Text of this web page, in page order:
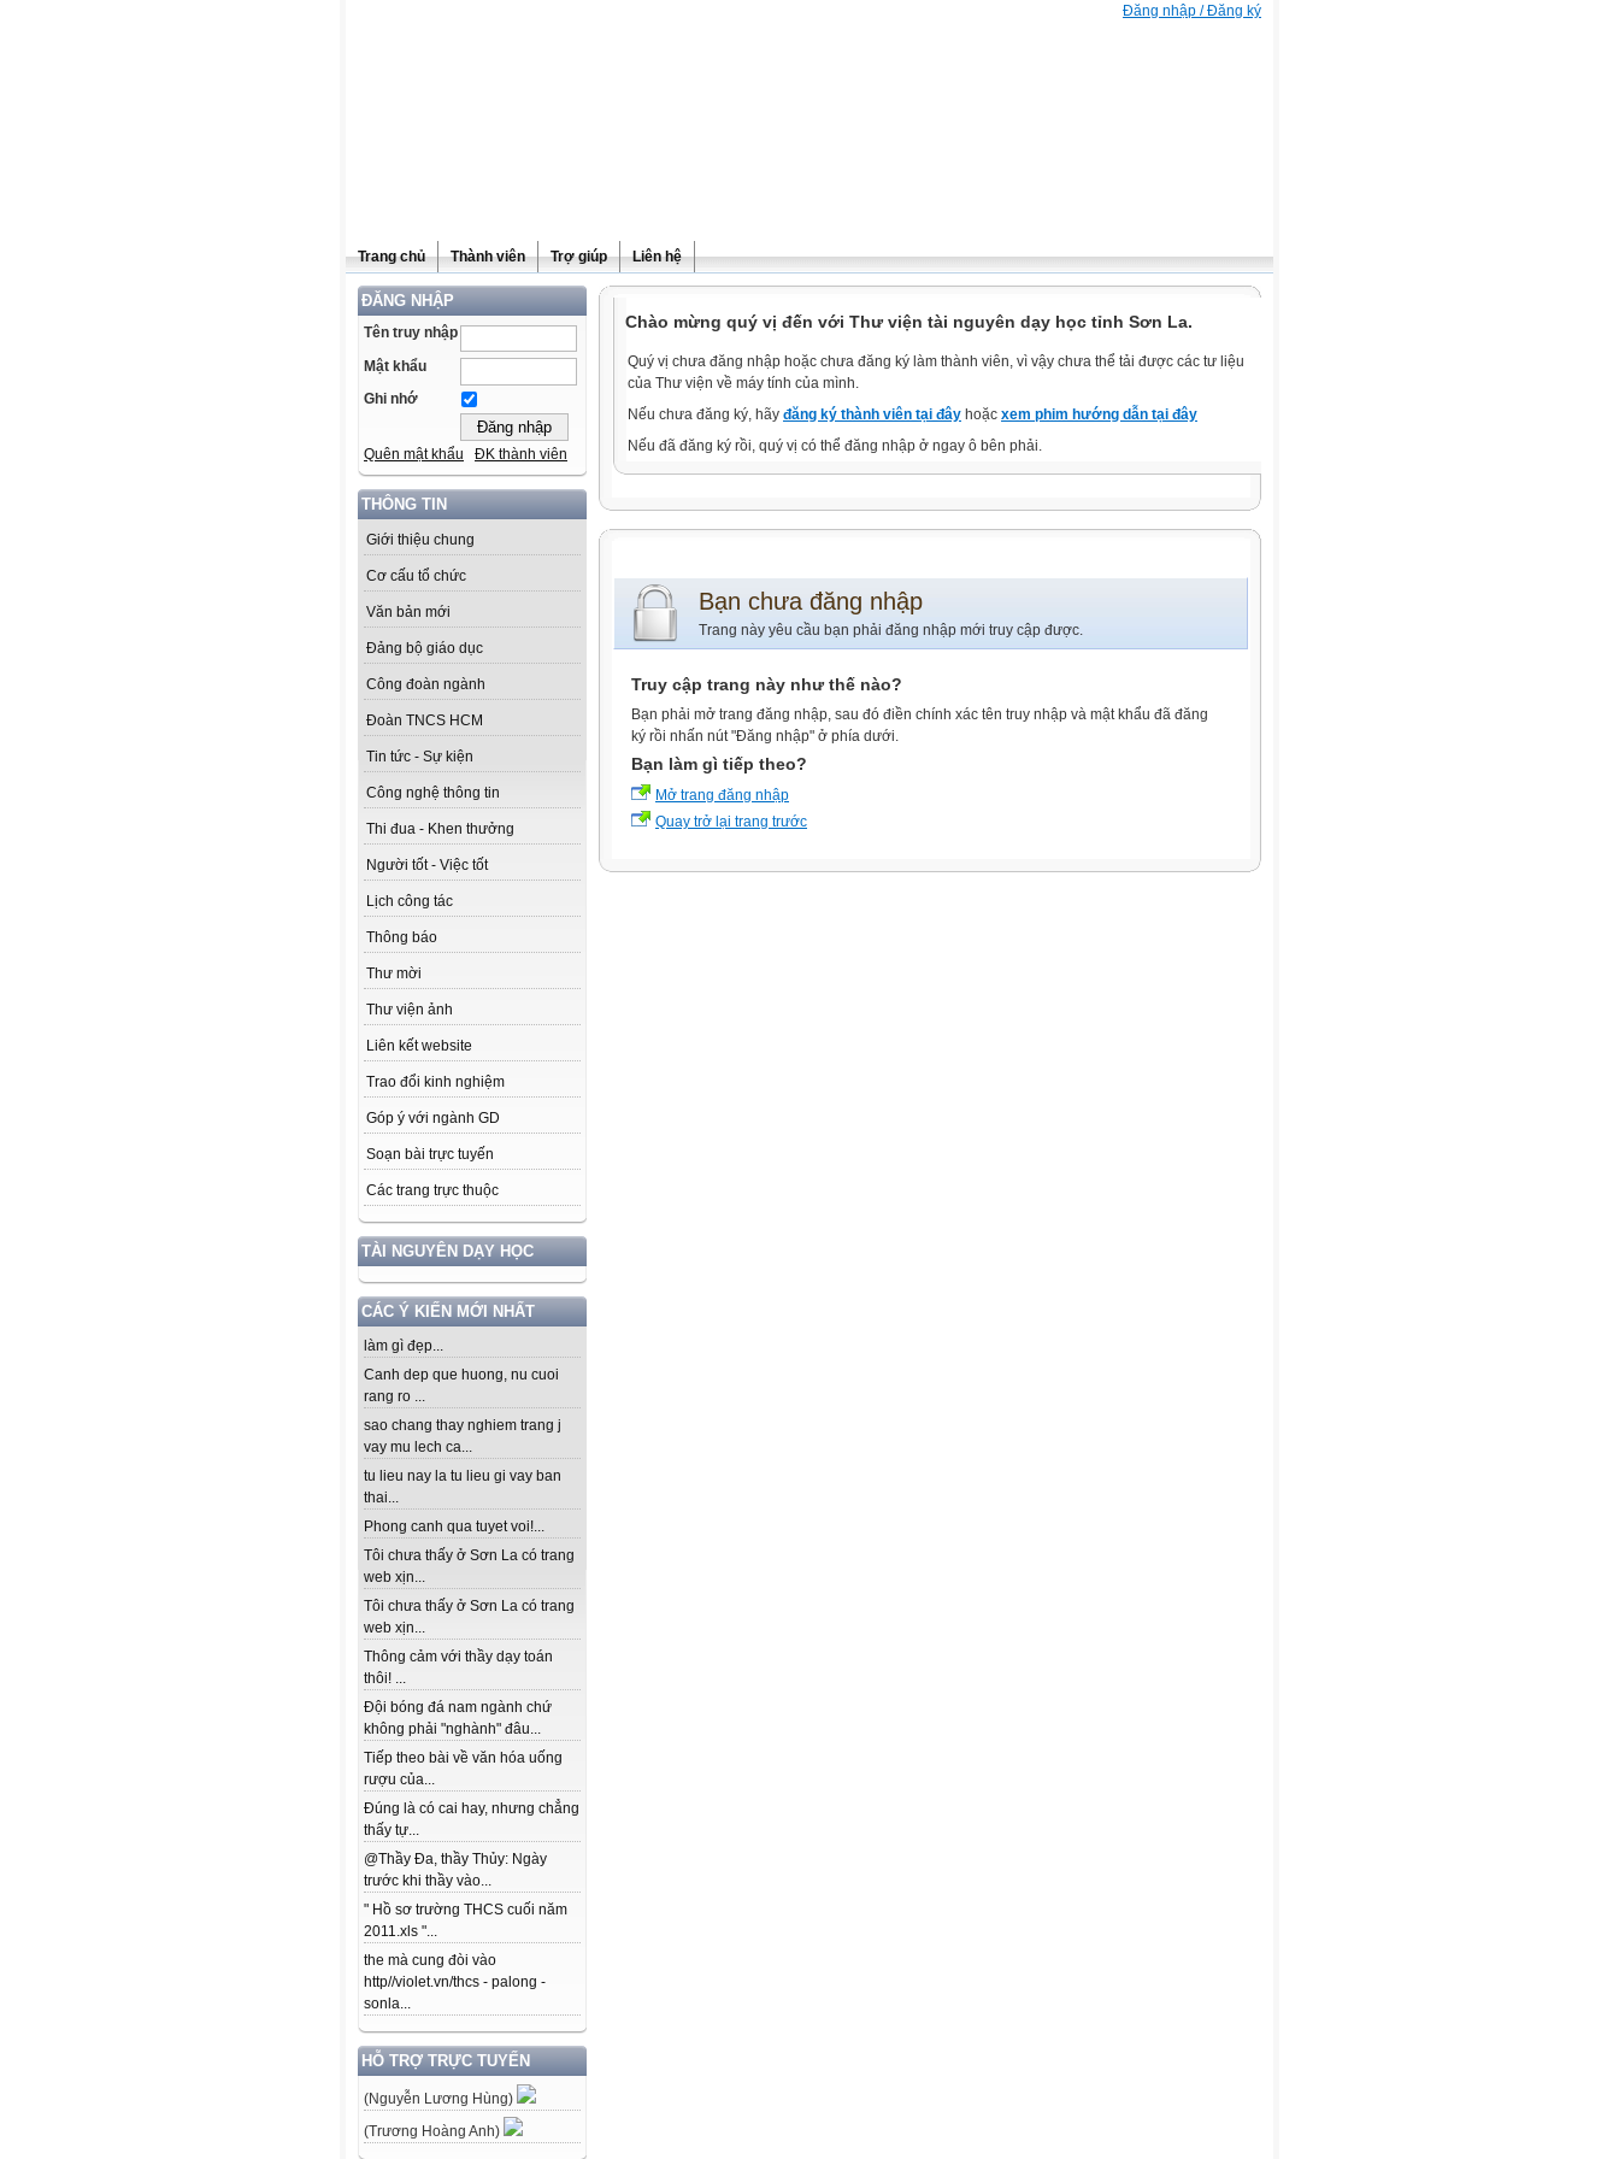
Đăng nhập / Đăng ký
Trang chủ Thành viên Trợ giúp Liên hệ
ĐĂNG NHẬP
Tên truy nhập
Mật khẩu
Ghi nhớ
Quên mật khẩu ĐK thành viên
THÔNG TIN
Giới thiệu chung
Cơ cấu tổ chức
Văn bản mới
Đảng bộ giáo dục
Công đoàn ngành
Đoàn TNCS HCM
Tin tức - Sự kiện
Công nghệ thông tin
Thi đua - Khen thưởng
Người tốt - Việc tốt
Lịch công tác
Thông báo
Thư mời
Thư viện ảnh
Liên kết website
Trao đổi kinh nghiệm
Góp ý với ngành GD
Soạn bài trực tuyến
Các trang trực thuộc
TÀI NGUYÊN DẠY HỌC
CÁC Ý KIẾN MỚI NHẤT
làm gì đẹp...
Canh dep que huong, nu cuoi
rang ro ...
sao chang thay nghiem trang j
vay mu lech ca...
tu lieu nay la tu lieu gi vay ban
thai...
Phong canh qua tuyet voi!...
Tôi chưa thấy ở Sơn La có trang
web xịn...
Tôi chưa thấy ở Sơn La có trang
web xịn...
Thông cảm với thầy dạy toán
thôi! ...
Đội bóng đá nam ngành chứ
không phải "nghành" đâu...
Tiếp theo bài về văn hóa uống
rượu của...
Đúng là có cai hay, nhưng chẳng
thấy tự...
@Thầy Đa, thầy Thủy: Ngày
trước khi thầy vào...
" Hồ sơ trường THCS cuối năm
2011.xls "...
the mà cung đòi vào
http//violet.vn/thcs - palong -
sonla...
HỖ TRỢ TRỰC TUYẾN
(Nguyễn Lương Hùng)
(Trương Hoàng Anh)
Chào mừng quý vị đến với Thư viện tài nguyên dạy học tỉnh Sơn La.
Quý vị chưa đăng nhập hoặc chưa đăng ký làm thành viên, vì vậy chưa thể tải được các tư liệu
của Thư viện về máy tính của mình.
Nếu chưa đăng ký, hãy đăng ký thành viên tại đây hoặc xem phim hướng dẫn tại đây
Nếu đã đăng ký rồi, quý vị có thể đăng nhập ở ngay ô bên phải.
Bạn chưa đăng nhập
Trang này yêu cầu bạn phải đăng nhập mới truy cập được.
Truy cập trang này như thế nào?
Bạn phải mở trang đăng nhập, sau đó điền chính xác tên truy nhập và mật khẩu đã đăng
ký rồi nhấn nút "Đăng nhập" ở phía dưới.
Bạn làm gì tiếp theo?
Mở trang đăng nhập
Quay trở lại trang trước